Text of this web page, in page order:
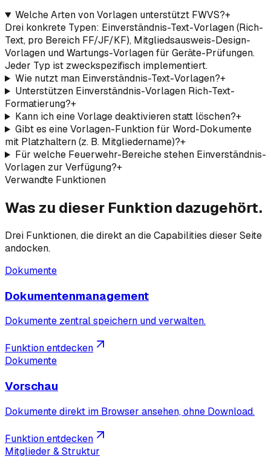
Welche Arten von Vorlagen unterstützt FWVS?+
Drei konkrete Typen: Einverständnis-Text-Vorlagen (Rich-
Text, pro Bereich FF/JF/KF), Mitgliedsausweis-Design-
Vorlagen und Wartungs-Vorlagen für Geräte-Prüfungen.
Jeder Typ ist zweckspezifisch implementiert.
Wie nutzt man Einverständnis-Text-Vorlagen?+
Unterstützen Einverständnis-Vorlagen Rich-Text-
Formatierung?+
Kann ich eine Vorlage deaktivieren statt löschen?+
Gibt es eine Vorlagen-Funktion für Word-Dokumente
mit Platzhaltern (z. B. Mitgliedername)?+
Für welche Feuerwehr-Bereiche stehen Einverständnis-
Vorlagen zur Verfügung?+
Verwandte Funktionen
Was zu dieser Funktion dazugehört.
Drei Funktionen, die direkt an die Capabilities dieser Seite
andocken.
Dokumente
Dokumentenmanagement
Dokumente zentral speichern und verwalten.
Funktion entdecken
Dokumente
Vorschau
Dokumente direkt im Browser ansehen, ohne Download.
Funktion entdecken
Mitglieder & Struktur